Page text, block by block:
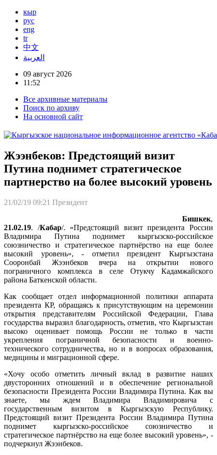
кыр
рус
eng
tr
中文
العربية
09 август 2026
11:52
Все архивные материалы
Поиск по архиву
На основной сайт
Жээнбеков: Предстоящий визит
Путина поднимет стратегическое
партнерство на более высокий уровень
21/02/19 09:21 Президент
Бишкек,
21.02.19. /Кабар/. «Предстоящий визит президента России
Владимира Путина поднимет кыргызско-российское
союзничество и стратегическое партнёрство на еще более
высокий уровень», - отметил президент Кыргызстана
Сооронбай Жээнбеков вчера на открытии нового
пограничного комплекса в селе Отукчу Кадамжайского
района Баткенской области.
Как сообщает отдел информационной политики аппарата
президента КР, обращаясь к присутствующим на церемонии
открытия представителям Российской Федерации, Глава
государства выразил благодарность, отметив, что Кыргызстан
высоко оценивает помощь России не только в части
укрепления пограничной безопасности и военно-
технического сотрудничества, но и в вопросах образования,
медицины и миграционной сфере.
«Хочу особо отметить личный вклад в развитие наших
двусторонних отношений и в обеспечение региональной
безопасности Президента России Владимира Путина. Как вы
знаете, мы ждем Владимира Владимировича с
государственным визитом в Кыргызскую Республику.
Предстоящий визит Президента России Владимира Путина
поднимет кыргызско-российское союзничество и
стратегическое партнёрство на еще более высокий уровень», -
подчеркнул Жээнбеков.